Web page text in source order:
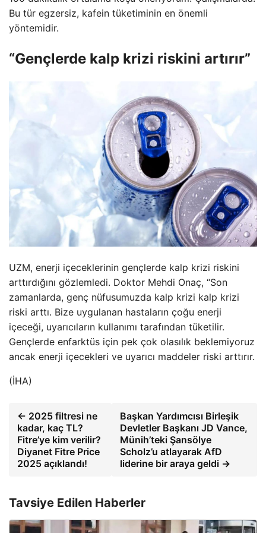
Bu tür egzersiz, kafein tüketiminin en önemli
yöntemidir.
“Gençlerde kalp krizi riskini artırır”
UZM, enerji içeceklerinin gençlerde kalp krizi riskini
arttırdığını gözlemledi. Doktor Mehdi Onaç, “Son
zamanlarda, genç nüfusumuzda kalp krizi kalp krizi
riski arttı. Bize uygulanan hastaların çoğu enerji
içeceği, uyarıcıların kullanımı tarafından tüketilir.
Gençlerde enfarktüs için pek çok olasılık beklemiyoruz
ancak enerji içecekleri ve uyarıcı maddeler riski arttırır.
(İHA)
← 2025 filtresi ne
kadar, kaç TL?
Fitre’ye kim verilir?
Diyanet Fitre Price
2025 açıklandı!
Başkan Yardımcısı Birleşik
Devletler Başkanı JD Vance,
Münih’teki Şansölye
Scholz’u atlayarak AfD
liderine bir araya geldi →
Tavsiye Edilen Haberler